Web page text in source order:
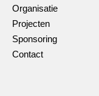
Organisatie
Projecten
Sponsoring
Contact